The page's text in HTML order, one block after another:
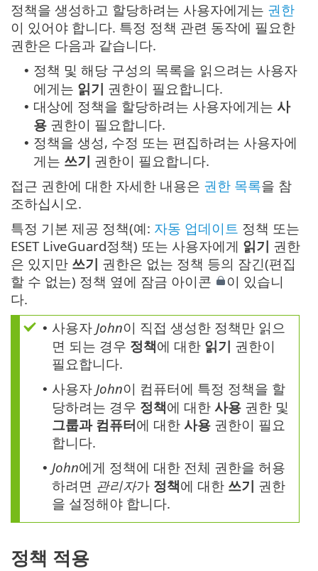
정책을 생성하고 할당하려는 사용자에게는 권한
이 있어야 합니다. 특정 정책 관련 동작에 필요한
권한은 다음과 같습니다.
• 정책 및 해당 구성의 목록을 읽으려는 사용자
에게는 읽기 권한이 필요합니다.
• 대상에 정책을 할당하려는 사용자에게는 사
용 권한이 필요합니다.
• 정책을 생성, 수정 또는 편집하려는 사용자에
게는 쓰기 권한이 필요합니다.
접근 권한에 대한 자세한 내용은 권한 목록을 참
조하십시오.
특정 기본 제공 정책(예: 자동 업데이트 정책 또는
ESET LiveGuard정책) 또는 사용자에게 읽기 권한
은 있지만 쓰기 권한은 없는 정책 등의 잠긴(편집
할 수 없는) 정책 옆에 잠금 아이콘
이 있습니
다.
• 사용자 John이 직접 생성한 정책만 읽으
면 되는 경우 정책에 대한 읽기 권한이
필요합니다.
• 사용자 John이 컴퓨터에 특정 정책을 할
당하려는 경우 정책에 대한 사용 권한 및
그룹과 컴퓨터에 대한 사용 권한이 필요
합니다.
• John에게 정책에 대한 전체 권한을 허용
하려면 관리자가 정책에 대한 쓰기 권한
을 설정해야 합니다.
정책 적용